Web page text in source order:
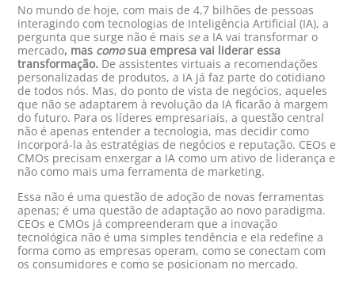
No mundo de hoje, com mais de 4,7 bilhões de pessoas
interagindo com tecnologias de Inteligência Artificial (IA), a
pergunta que surge não é mais sea IA vai transformar o
mercado, mas comosua empresa vai liderar essa
transformação. De assistentes virtuais a recomendações
personalizadas de produtos, a IA já faz parte do cotidiano
de todos nós. Mas, do ponto de vista de negócios, aqueles
que não se adaptarem à revolução da IA ficarão à margem
do futuro. Para os líderes empresariais, a questão central
não é apenas entender a tecnologia, mas decidir como
incorporá-la às estratégias de negócios e reputação. CEOs e
CMOs precisam enxergar a IA como um ativo de liderança e
não como mais uma ferramenta de marketing.
Essa não é uma questão de adoção de novas ferramentas
apenas; é uma questão de adaptação ao novo paradigma.
CEOs e CMOs já compreenderam que a inovação
tecnológica não é uma simples tendência e ela redefine a
forma como as empresas operam, como se conectam com
os consumidores e como se posicionam no mercado.